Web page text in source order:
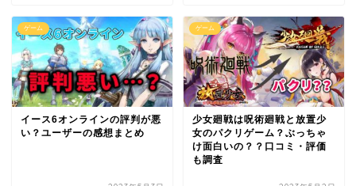
ゲーム
イース6オンラインの評判が悪
い？ユーザーの感想まとめ
ゲーム
少女廻戦は呪術廻戦と放置少
女のパクリゲーム？ぶっちゃ
け面白いの？？口コミ・評価
も調査